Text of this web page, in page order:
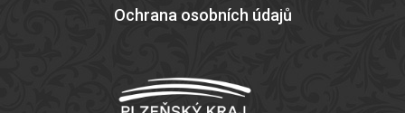
Ochrana osobních údajů